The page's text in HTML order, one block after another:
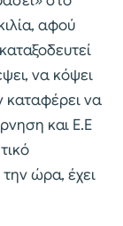
αφού
να κόψει
καταφέρει να
και Ε.Ε
ώρα, έχει